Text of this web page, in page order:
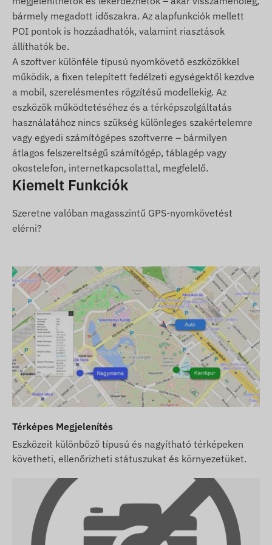
kapcsolat szükséges a műholdas helymeghatározó
rendszerekkel és a mobilszolgáltatók hálózatával.
Az adatok továbbítása a benne elhelyezett
(cserélhető) nano SIM kártya segítségével
történik. A pozíciók és az állapotadatok
lekérdezhetők SMS-ben vagy online nyomkövető
alkalmazáson keresztül a világ bármely pontjáról.
Működési régió
4G: Világ
2G: Világ
Ha csak készüléket vásárol (szoftver előfizetést
beállításairól és a kártya üzemeltetéséről
(feltöltés, éves adategyeztetés) Önnek kell
gondoskodnia.
Ha a készülék mellett szoftver előfizetést is
vásárol, de SIM kártyát nem, akkor a készüléket
már a szoftverünkben regisztrálva, működésre
készen adjuk át. A SIM kártya beszerzése,
beállítása és üzemeltetése azonban továbbra is
az Ön feladata.
SIM kártyát is tőlünk vásárolja, akkor a
készüléket és a SIM kártyát a szoftverrel
együttműködésre készen adjuk át és a kártya
folyamatos üzemben tartásáról is mi
gondoskodunk – Önnek ez utóbbival
kapcsolatban semmilyen teendője nem lesz.
* A beépített SIM-kártya kizárólag GPS
bármely megadott időszakra. Az alapfunkciók mellett
POI pontok is hozzáadhatók, valamint riasztások
állíthatók be.
A szoftver különféle típusú nyomkövető eszközökkel
működik, a fixen telepített fedélzeti egységektől kezdve
a mobil, szerelésmentes rögzítésű modellekig. Az
eszközök működtetéséhez és a térképszolgáltatás
használatához nincs szükség különleges szakértelemre
vagy egyedi számítógépes szoftverre – bármilyen
átlagos felszereltségű számítógép, táblagép vagy
okostelefon, internetkapcsolattal, megfelelő.
Kiemelt Funkciók
Szeretne valóban magasszintű GPS-nyomkövetést
elérni?
Térképes Megjelenítés
Eszközeit különböző típusú és nagyítható térképeken
követheti, ellenőrizheti státuszukat és környezetüket.